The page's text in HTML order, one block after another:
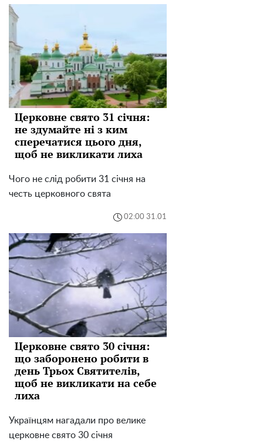
Церковне свято 31 січня:
не здумайте ні з ким
сперечатися цього дня,
щоб не викликати лиха
Чого не слід робити 31 січня на
честь церковного свята
02:00 31.01
Церковне свято 30 січня:
що заборонено робити в
день Трьох Святителів,
щоб не викликати на себе
лиха
Українцям нагадали про велике
церковне свято 30 січня